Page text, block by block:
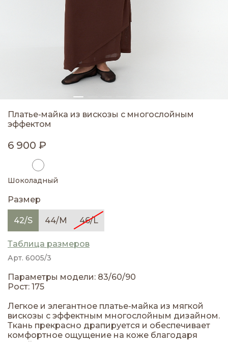
Платье-майка из вискозы с многослойным
эффектом
6 900 ₽
Шоколадный
Размер
42/S 44/M 46/L
Таблица размеров
Арт. 6005/3
Параметры модели: 83/60/90
Рост: 175
Легкое и элегантное платье-майка из мягкой
вискозы с эффектным многослойным дизайном.
Ткань прекрасно драпируется и обеспечивает
комфортное ощущение на коже благодаря